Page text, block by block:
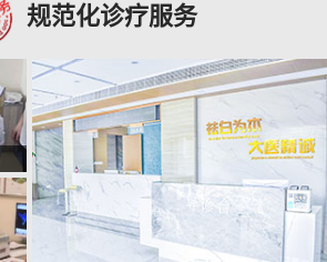
规范化诊疗服务